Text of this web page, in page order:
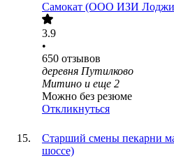
Самокат (ООО ИЗИ
3.9
•
650 отзывов
деревня Путилково
Митино и еще 2
Можно без резюме
Откликнуться
Старший смены пекарни
шоссе)